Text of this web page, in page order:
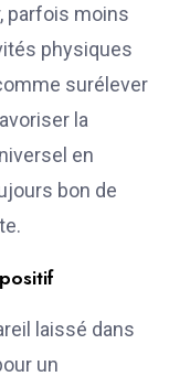
parfois moins
physiques
surélever
la
en
bon de
laissé dans
un